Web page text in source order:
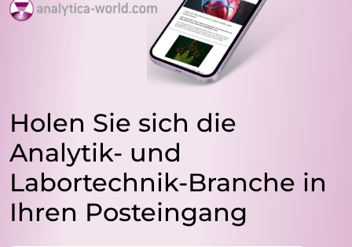
Holen Sie sich die
Analytik- und
Labortechnik-Branche in
Ihren Posteingang